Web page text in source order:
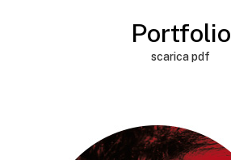
Portfolio
scarica pdf